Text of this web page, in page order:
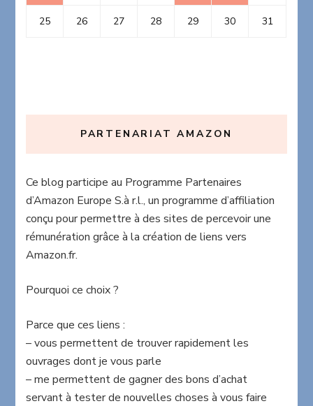
25 26 27 28 29 30 31
PARTENARIAT AMAZON
Ce blog participe au Programme Partenaires
d’Amazon Europe S.à r.l., un programme d’affiliation
conçu pour permettre à des sites de percevoir une
rémunération grâce à la création de liens vers
Amazon.fr.
Pourquoi ce choix ?
Parce que ces liens :
– vous permettent de trouver rapidement les
ouvrages dont je vous parle
– me permettent de gagner des bons d’achat
servant à tester de nouvelles choses à vous faire